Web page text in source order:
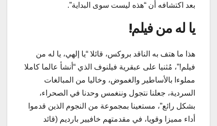
بعد اكتشافه أن “هذه ليست سوى البداية”.
يا له من فيلم!
هذا ما هتف به الناقد بروكس، قائلا “يا إلهي، يا له من
فيلم!”، مُثنيا على عبقرية فيلنوف الذي “أنشأ عالما كاملا
مملوءا بالأساطير والغموض، وخاليا من المبالغات
السردية، جعلنا نتجول وننغمس وحدنا في الصحراء،
بشكل رائع”، مستعينا بمجموعة من النجوم الذين قدموا
أداء مميزا وقويا، في مقدمتهم خافيير بارديم (قائد